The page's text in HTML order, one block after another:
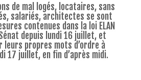
de mal logés, locataires, sans
salariés, architectes se sont
contenues dans la loi ELAN
depuis lundi 16 juillet, et
leurs propres mots d’ordre à
17 juillet, en fin d’après midi.